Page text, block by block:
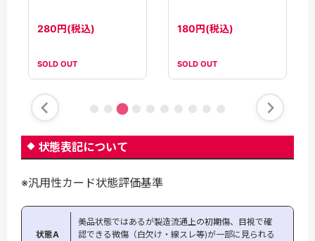
280円(税込)
SOLD OUT
180円(税込)
SOLD OUT
状態表記について
※汎用性カード状態評価基準
状態A
美品状態ではあるが製造流通上の初期傷、目視で確
認できる微傷（白欠け・線スレ等)が一部に見られる